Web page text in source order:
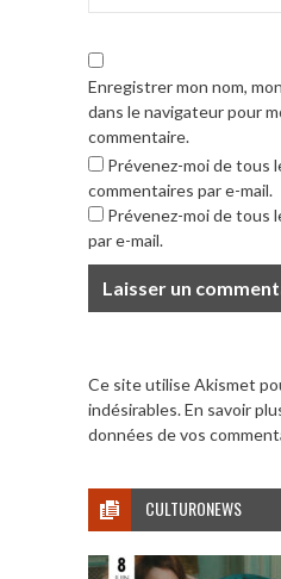
Enregistrer mon nom,
dans le navigateur pour
commentaire.
Prévenez-moi de tous
commentaires par e-mail.
Prévenez-moi de tous
par e-mail.
Ce site utilise Akismet
indésirables.En savoir
données de vos
CULTURONEWS